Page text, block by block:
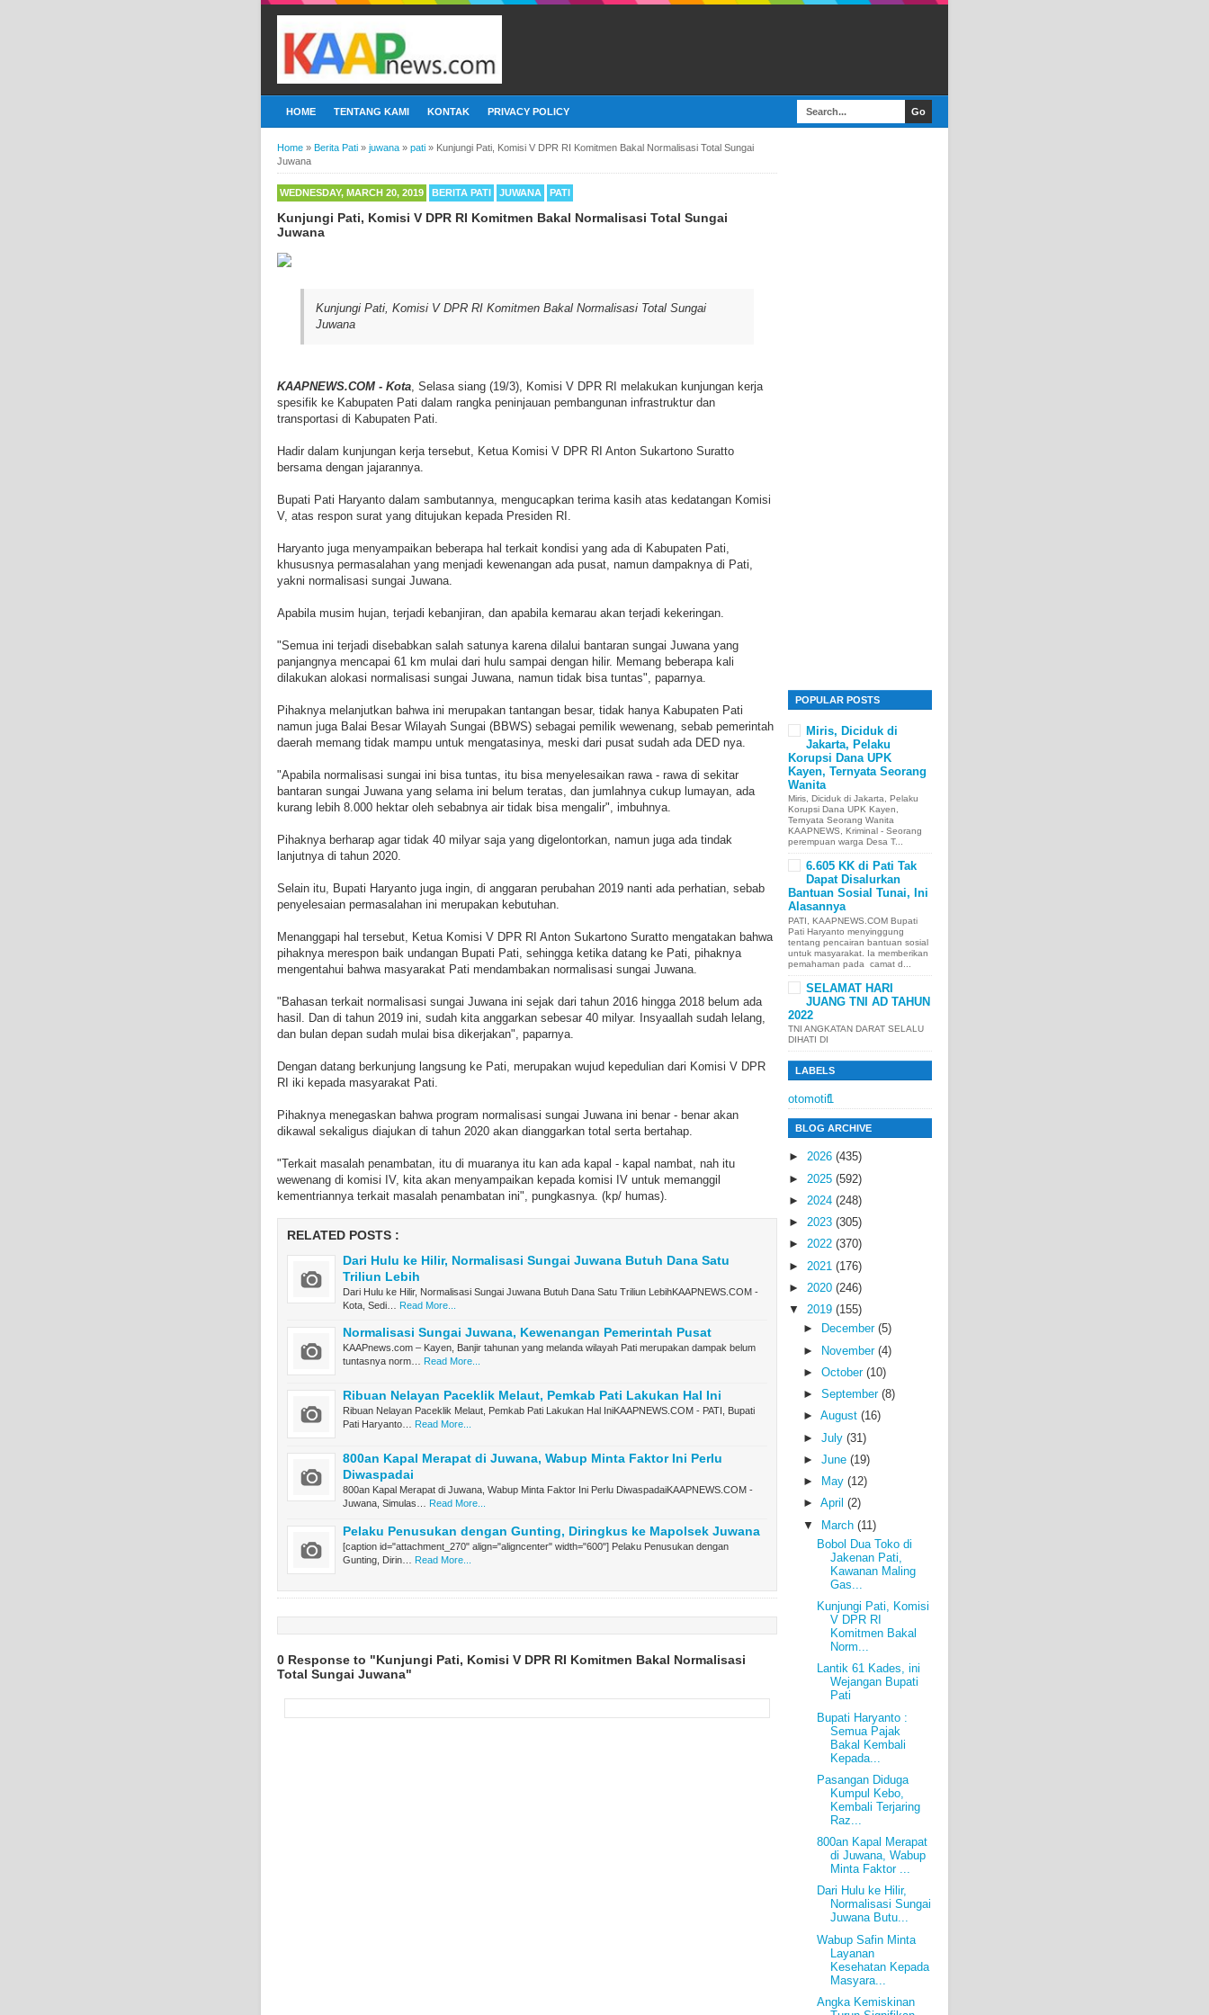
HOME TENTANG KAMI KONTAK PRIVACY POLICY
Home » Berita Pati » juwana » pati » Kunjungi Pati, Komisi V DPR RI Komitmen Bakal Normalisasi Total Sungai
Juwana
WEDNESDAY, MARCH 20, 2019 BERITA PATI JUWANA PATI
Kunjungi Pati, Komisi V DPR RI Komitmen Bakal Normalisasi Total Sungai
Juwana
Kunjungi Pati, Komisi V DPR RI Komitmen Bakal Normalisasi Total Sungai
Juwana
KAAPNEWS.COM - Kota , Selasa siang (19/3), Komisi V DPR RI melakukan kunjungan kerja
spesifik ke Kabupaten Pati dalam rangka peninjauan pembangunan infrastruktur dan
transportasi di Kabupaten Pati.
Hadir dalam kunjungan kerja tersebut, Ketua Komisi V DPR RI Anton Sukartono Suratto
bersama dengan jajarannya.
Bupati Pati Haryanto dalam sambutannya, mengucapkan terima kasih atas kedatangan Komisi
V, atas respon surat yang ditujukan kepada Presiden RI.
Haryanto juga menyampaikan beberapa hal terkait kondisi yang ada di Kabupaten Pati,
khususnya permasalahan yang menjadi kewenangan ada pusat, namun dampaknya di Pati,
yakni normalisasi sungai Juwana.
Apabila musim hujan, terjadi kebanjiran, dan apabila kemarau akan terjadi kekeringan.
"Semua ini terjadi disebabkan salah satunya karena dilalui bantaran sungai Juwana yang
panjangnya mencapai 61 km mulai dari hulu sampai dengan hilir. Memang beberapa kali
dilakukan alokasi normalisasi sungai Juwana, namun tidak bisa tuntas", paparnya.
Pihaknya melanjutkan bahwa ini merupakan tantangan besar, tidak hanya Kabupaten Pati
namun juga Balai Besar Wilayah Sungai (BBWS) sebagai pemilik wewenang, sebab pemerintah
daerah memang tidak mampu untuk mengatasinya, meski dari pusat sudah ada DED nya.
"Apabila normalisasi sungai ini bisa tuntas, itu bisa menyelesaikan rawa - rawa di sekitar
bantaran sungai Juwana yang selama ini belum teratas, dan jumlahnya cukup lumayan, ada
kurang lebih 8.000 hektar oleh sebabnya air tidak bisa mengalir", imbuhnya.
Pihaknya berharap agar tidak 40 milyar saja yang digelontorkan, namun juga ada tindak
lanjutnya di tahun 2020.
Selain itu, Bupati Haryanto juga ingin, di anggaran perubahan 2019 nanti ada perhatian, sebab
penyelesaian permasalahan ini merupakan kebutuhan.
Menanggapi hal tersebut, Ketua Komisi V DPR RI Anton Sukartono Suratto mengatakan bahwa
pihaknya merespon baik undangan Bupati Pati, sehingga ketika datang ke Pati, pihaknya
mengentahui bahwa masyarakat Pati mendambakan normalisasi sungai Juwana.
"Bahasan terkait normalisasi sungai Juwana ini sejak dari tahun 2016 hingga 2018 belum ada
hasil. Dan di tahun 2019 ini, sudah kita anggarkan sebesar 40 milyar. Insyaallah sudah lelang,
dan bulan depan sudah mulai bisa dikerjakan", paparnya.
Dengan datang berkunjung langsung ke Pati, merupakan wujud kepedulian dari Komisi V DPR
RI iki kepada masyarakat Pati.
Pihaknya menegaskan bahwa program normalisasi sungai Juwana ini benar - benar akan
dikawal sekaligus diajukan di tahun 2020 akan dianggarkan total serta bertahap.
"Terkait masalah penambatan, itu di muaranya itu kan ada kapal - kapal nambat, nah itu
wewenang di komisi IV, kita akan menyampaikan kepada komisi IV untuk memanggil
kementriannya terkait masalah penambatan ini", pungkasnya. (kp/ humas).
RELATED POSTS :
Dari Hulu ke Hilir, Normalisasi Sungai Juwana Butuh Dana Satu
Triliun Lebih
Dari Hulu ke Hilir, Normalisasi Sungai Juwana Butuh Dana Satu Triliun LebihKAAPNEWS.COM -
Kota, Sedi…
Read More...
Normalisasi Sungai Juwana, Kewenangan Pemerintah Pusat
KAAPnews.com – Kayen, Banjir tahunan yang melanda wilayah Pati merupakan dampak belum
tuntasnya norm…
Read More...
Ribuan Nelayan Paceklik Melaut, Pemkab Pati Lakukan Hal Ini
Ribuan Nelayan Paceklik Melaut, Pemkab Pati Lakukan Hal IniKAAPNEWS.COM - PATI, Bupati
Pati Haryanto…
Read More...
800an Kapal Merapat di Juwana, Wabup Minta Faktor Ini Perlu
Diwaspadai
800an Kapal Merapat di Juwana, Wabup Minta Faktor Ini Perlu DiwaspadaiKAAPNEWS.COM -
Juwana, Simulas… Read More...
Pelaku Penusukan dengan Gunting, Diringkus ke Mapolsek Juwana
[caption id="attachment_270" align="aligncenter" width="600"] Pelaku Penusukan dengan
Gunting, Dirin…
Read More...
0 Response to "Kunjungi Pati, Komisi V DPR RI Komitmen Bakal Normalisasi
Total Sungai Juwana"
POPULAR POSTS
Miris, Diciduk di
Jakarta, Pelaku
Korupsi Dana UPK
Kayen, Ternyata Seorang
Wanita
Miris, Diciduk di Jakarta, Pelaku
Korupsi Dana UPK Kayen,
Ternyata Seorang Wanita
KAAPNEWS, Kriminal - Seorang
perempuan warga Desa T...
6.605 KK di Pati Tak
Dapat Disalurkan
Bantuan Sosial Tunai, Ini
Alasannya
PATI, KAAPNEWS.COM Bupati
Pati Haryanto menyinggung
tentang pencairan bantuan sosial
untuk masyarakat. Ia memberikan
pemahaman pada camat d...
SELAMAT HARI
JUANG TNI AD TAHUN
2022
TNI ANGKATAN DARAT SELALU
DIHATI DI
LABELS
otomotif1
BLOG ARCHIVE
► 2026 (435)
► 2025 (592)
► 2024 (248)
► 2023 (305)
► 2022 (370)
► 2021 (176)
► 2020 (246)
▼ 2019 (155)
►
December (5)
► November (4)
► October (10)
► September (8)
► August (16)
► July (31)
► June (19)
►
May (12)
► April (2)
▼ March (11)
Bobol Dua Toko di
Jakenan Pati,
Kawanan Maling
Gas...
Kunjungi Pati, Komisi
V DPR RI
Komitmen Bakal
Norm...
Lantik 61 Kades, ini
Wejangan Bupati
Pati
Bupati Haryanto :
Semua Pajak
Bakal Kembali
Kepada...
Pasangan Diduga
Kumpul Kebo,
Kembali Terjaring
Raz...
800an Kapal Merapat
di Juwana, Wabup
Minta Faktor ...
Dari Hulu ke Hilir,
Normalisasi Sungai
Juwana Butu...
Wabup Safin Minta
Layanan
Kesehatan Kepada
Masyara...
Angka Kemiskinan